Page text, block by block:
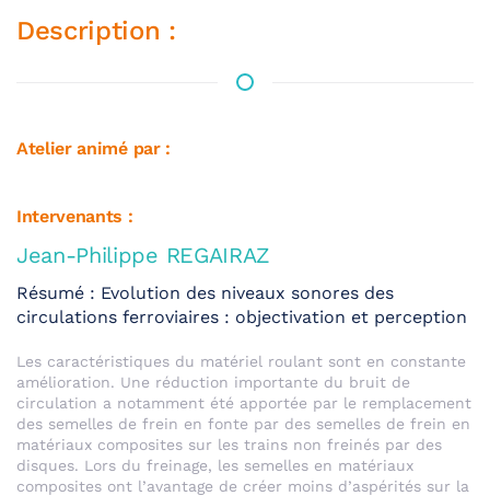
Description :
Atelier animé par :
Intervenants :
Jean-Philippe REGAIRAZ
Résumé : Evolution des niveaux sonores des
circulations ferroviaires : objectivation et perception
Les caractéristiques du matériel roulant sont en constante
amélioration. Une réduction importante du bruit de
circulation a notamment été apportée par le remplacement
des semelles de frein en fonte par des semelles de frein en
matériaux composites sur les trains non freinés par des
disques. Lors du freinage, les semelles en matériaux
composites ont l’avantage de créer moins d’aspérités sur la